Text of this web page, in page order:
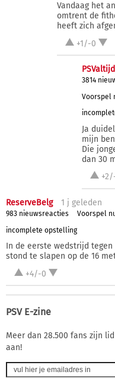
Vandaag het
omtrent de
heeft zich
+1/-0
3814
Voorspel
Ja
mijn
Die
dan 30
ReserveBelg 1 j geleden
983 nieuwsreacties
Voorspel
incomplete opstelling
In de eerste wedstrijd
stond te slapen op de 16
+4/-0
PSV E-zine
Meer dan 28.500 fans zijn
aan!